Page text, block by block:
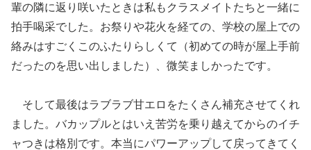
輩の隣に返り咲いたときは私もクラスメイトたちと一緒に
拍手喝采でした。お祭りや花火を経ての、学校の屋上での
絡みはすごくこのふたりらしくて（初めての時が屋上手前
だったのを思い出しました）、微笑ましかったです。
そして最後はラブラブ甘エロをたくさん補充させてくれ
ました。バカップルとはいえ苦労を乗り越えてからのイチ
ャつきは格別です。本当にパワーアップして戻ってきてく